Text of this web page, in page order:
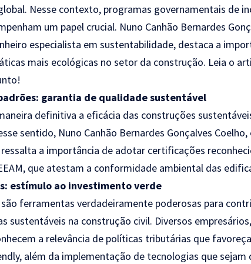
Nesse contexto, programas governamentais de
um papel crucial. Nuno Canhão Bernardes
especialista em sustentabilidade, destaca a
mais ecológicas no setor da construção. Leia o
garantia de qualidade sustentável
definitiva a eficácia das construções
sentido, Nuno Canhão Bernardes Gonçalves
a importância de adotar certificações
que atestam a conformidade ambiental das
estímulo ao investimento verde
ferramentas verdadeiramente poderosas para
sustentáveis na construção civil. Diversos
a relevância de políticas tributárias que
além da implementação de tecnologias que sejam